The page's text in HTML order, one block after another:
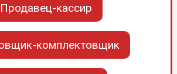
Продавец-кассир
комплектовщик